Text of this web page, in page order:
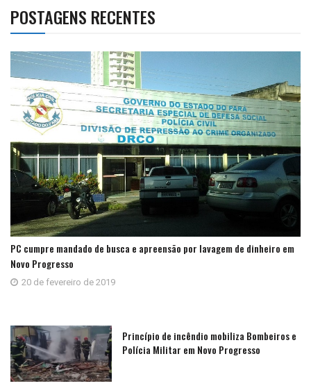
POSTAGENS RECENTES
PC cumpre mandado de busca e apreensão por lavagem de dinheiro em
Novo Progresso
20 de fevereiro de 2019
Princípio de incêndio mobiliza Bombeiros e
Polícia Militar em Novo Progresso